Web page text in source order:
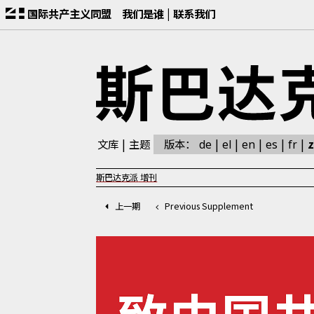
国际共产主义同盟 我们是谁 联系我们
文库 主题 版本： de el en es fr
斯巴达克派增刊
上一期 Previous Supplement